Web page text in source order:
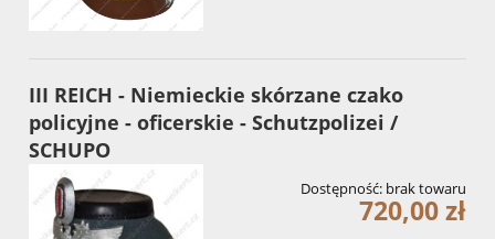
III REICH - Niemieckie skórzane czako
policyjne - oficerskie - Schutzpolizei /
SCHUPO
Dostępność: brak towaru
720,00 zł